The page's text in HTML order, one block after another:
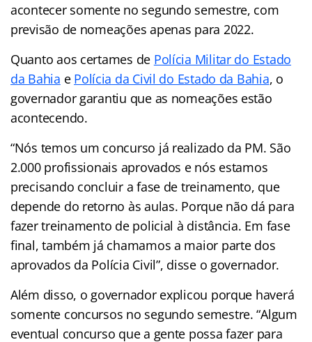
acontecer somente no segundo semestre, com
previsão de nomeações apenas para 2022.
Quanto aos certames de Polícia Militar do Estado
da Bahia e Polícia da Civil do Estado da Bahia, o
governador garantiu que as nomeações estão
acontecendo.
“Nós temos um concurso já realizado da PM. São
2.000 profissionais aprovados e nós estamos
precisando concluir a fase de treinamento, que
depende do retorno às aulas. Porque não dá para
fazer treinamento de policial à distância. Em fase
final, também já chamamos a maior parte dos
aprovados da Polícia Civil”, disse o governador.
Além disso, o governador explicou porque haverá
somente concursos no segundo semestre. “Algum
eventual concurso que a gente possa fazer para